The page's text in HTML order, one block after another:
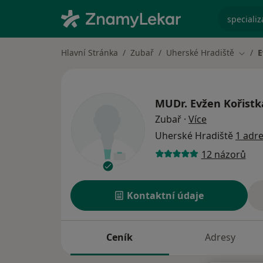
Hlavní Stránka Zubař Uherské Hradiště
MUDr. Evžen
Zubař · Více
Uherské Hradiště 1
12 názorů
Kontaktní údaje
Ceník Adresy